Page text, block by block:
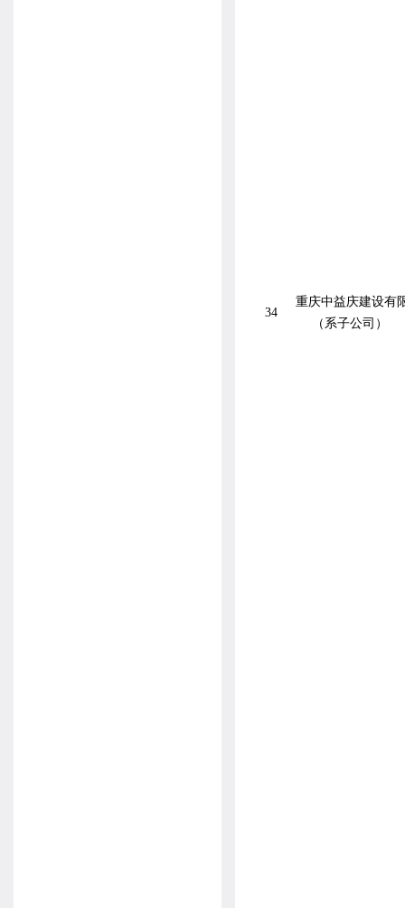
34
重庆中益庆建设有
（系子公司）